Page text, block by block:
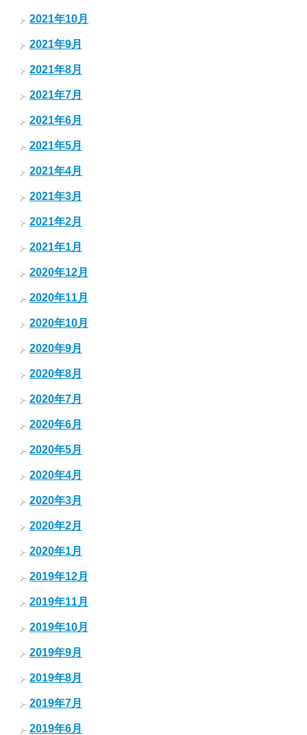
2021年10月
2021年9月
2021年8月
2021年7月
2021年6月
2021年5月
2021年4月
2021年3月
2021年2月
2021年1月
2020年12月
2020年11月
2020年10月
2020年9月
2020年8月
2020年7月
2020年6月
2020年5月
2020年4月
2020年3月
2020年2月
2020年1月
2019年12月
2019年11月
2019年10月
2019年9月
2019年8月
2019年7月
2019年6月